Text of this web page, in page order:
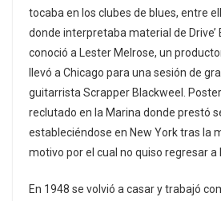
tocaba en los clubes de blues, entre
donde interpretaba material de Drive’
conoció a Lester Melrose, un
llevó a Chicago para una sesión de
guitarrista Scrapper Blackweel.
reclutado en la Marina donde prestó
estableciéndose en New York tras la
motivo por el cual no quiso regresar a
En 1948 se volvió a casar y trabajó